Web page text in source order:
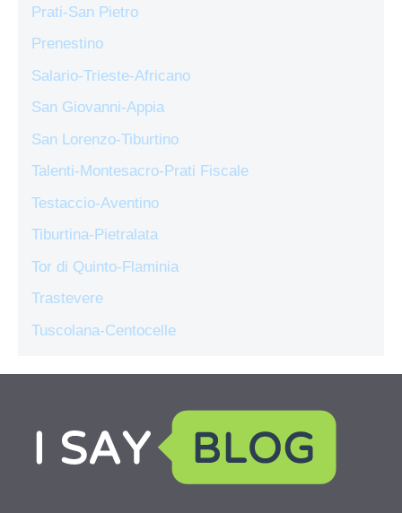
Prati-San Pietro
Prenestino
Salario-Trieste-Africano
San Giovanni-Appia
San Lorenzo-Tiburtino
Talenti-Montesacro-Prati Fiscale
Testaccio-Aventino
Tiburtina-Pietralata
Tor di Quinto-Flaminia
Trastevere
Tuscolana-Centocelle